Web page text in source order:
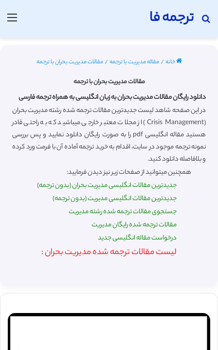
ترجمه فا
جستجو برای
خانه/مقاله مدیریت با ترجمه/مقالات مدیریت بحران با ترجمه
مقالات مدیریت بحران با ترجمه
دانلود رایگان مقالات مدیریت بحران به زبان انگلیسی به همراه ترجمه فارسی
در این صفحه شاهد لیست جدیدترین مقالات ترجمه شده رشته مدیریت بحران
(Crisis Management) از مجلات معتبر خارجی میباشید که به راحتی قادر
هستید مقاله انگلیسی pdf را به صورت رایگان دانلود نمایید و پس بررسی
نمونه ترجمه موجود در سایت، اقدام به خرید ترجمه آماده آن با فرمت ورد کرده
و بلافاصله دانلود کنید.
همچنین میتوانید از صفحات زیر نیز دیدن فرمایید:
جدیدترین مقالات انگلیسی مدیریت بحران (بدون ترجمه)
جدیدترین مقالات انگلیسی مدیریت (بدون ترجمه)
جستجوی مقالات ترجمه شده رشته مدیریت
مقالات ترجمه شده رایگان مدیریت
درخواست مقاله انگلیسی جدید
لیست مقالات ترجمه شده مدیریت بحران :